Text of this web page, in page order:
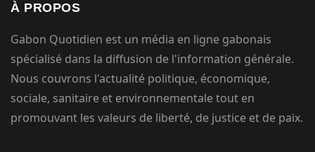
À PROPOS
Gabon Quotidien est un média en ligne gabonais
spécialisé dans la diffusion de l'information générale.
Nous couvrons l'actualité politique, économique,
sociale, sanitaire et environnementale tout en
promouvant les valeurs de liberté, de justice et de paix.